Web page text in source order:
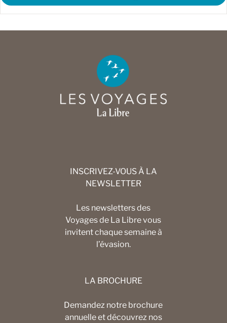
INSCRIVEZ-VOUS À LA
NEWSLETTER
Les newsletters des
Voyages de La Libre vous
invitent chaque semaine à
l’évasion.
LA BROCHURE
Demandez notre brochure
annuelle et découvrez nos